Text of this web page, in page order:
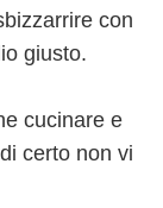
con
giusto.
cucinare e
certo non vi